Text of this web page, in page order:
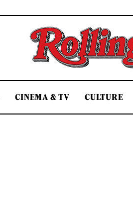
CINEMA & TV CULTURE